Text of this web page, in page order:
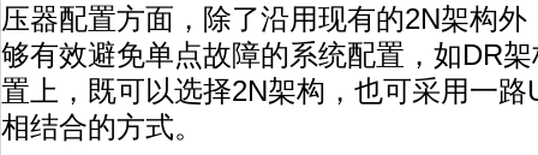
压器配置方面，除了沿用现有的2N架构
够有效避免单点故障的系统配置，如DR
置上，既可以选择2N架构，也可采用一
相结合的方式。